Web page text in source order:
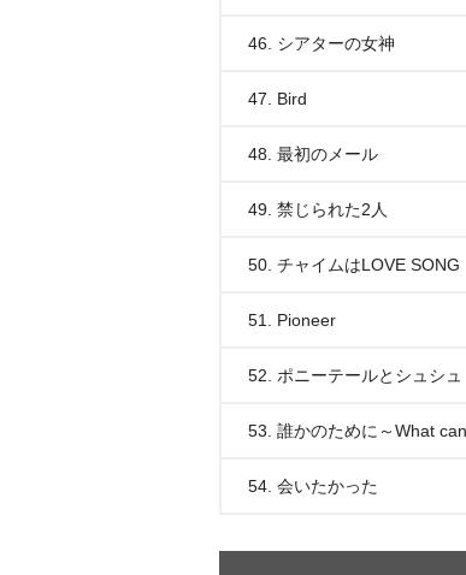
46. シアターの女神
47. Bird
48. 最初のメール
49. 禁じられた2人
50. チャイムはLOVE SONG
51. Pioneer
52. ポニーテールとシュシュ
53. 誰かのために～What
54. 会いたかった